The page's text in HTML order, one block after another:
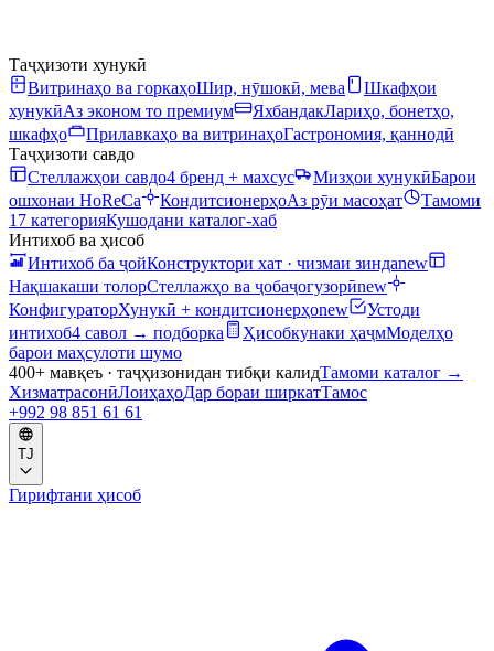
Таҷҳизоти хунукӣ
Витринаҳо ва горкаҳоШир, нӯшокӣ, мева
Шкафҳои
хунукӣАз эконом то премиум ЯхбандакЛариҳо, бонетҳо,
шкафҳо
Прилавкаҳо ва витринаҳоГастрономия, қаннодӣ
Таҷҳизоти савдо
Стеллажҳои савдо4 бренд + махсус Мизҳои хунукӣБарои
ошхонаи HoReCa
КондитсионерҳоАз рӯи масоҳат
Тамоми
17 категорияКушодани каталог-хаб
Интихоб ва ҳисоб
Интихоб ба ҷойКонструктори хат · чизмаи зиндаnew
Нақшакаши толорСтеллажҳо ва ҷобаҷогузорӣnew
КонфигураторХунукӣ + кондитсионерҳоnew
Устоди
интихоб4 савол → подборка Ҳисобкунаки ҳаҷмМоделҳо
барои маҳсулоти шумо
400+ мавқеъ · таҷҳизонидан тибқи калидТамоми каталог →
ХизматрасонӣЛоиҳаҳоДар бораи ширкатТамос
+992 98 851 61 61
TJ
Гирифтани ҳисоб